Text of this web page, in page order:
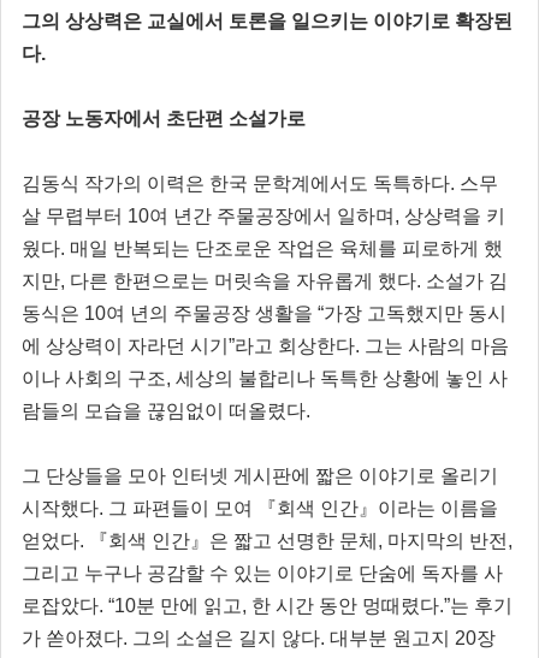
그의 상상력은 교실에서 토론을 일으키는 이야기로 확장된
다.
공장 노동자에서 초단편 소설가로
김동식 작가의 이력은 한국 문학계에서도 독특하다. 스무
살 무렵부터 10여 년간 주물공장에서 일하며, 상상력을 키
웠다. 매일 반복되는 단조로운 작업은 육체를 피로하게 했
지만, 다른 한편으로는 머릿속을 자유롭게 했다. 소설가 김
동식은 10여 년의 주물공장 생활을 “가장 고독했지만 동시
에 상상력이 자라던 시기”라고 회상한다. 그는 사람의 마음
이나 사회의 구조, 세상의 불합리나 독특한 상황에 놓인 사
람들의 모습을 끊임없이 떠올렸다.
그 단상들을 모아 인터넷 게시판에 짧은 이야기로 올리기
시작했다. 그 파편들이 모여 『회색 인간』이라는 이름을
얻었다. 『회색 인간』은 짧고 선명한 문체, 마지막의 반전,
그리고 누구나 공감할 수 있는 이야기로 단숨에 독자를 사
로잡았다. “10분 만에 읽고, 한 시간 동안 멍때렸다.”는 후기
가 쏟아졌다. 그의 소설은 길지 않다. 대부분 원고지 20장